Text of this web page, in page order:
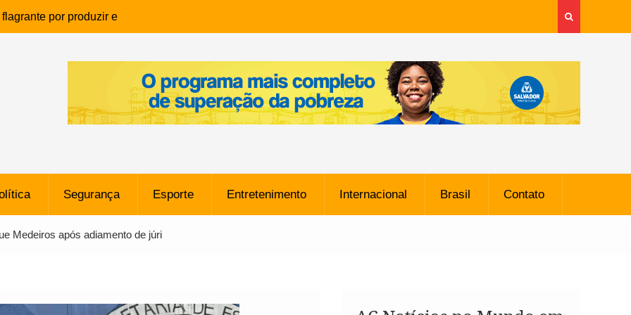
por produzir e
infantil em Eunápolis
morreu após ataque
sem restrições e pode
o Vasco
SpaceX Colide com a Lua
Metros, Afirma a Nasa
Segurança Esporte Entretenimento Internacional Brasil Contato
Medeiros após adiamento de júri